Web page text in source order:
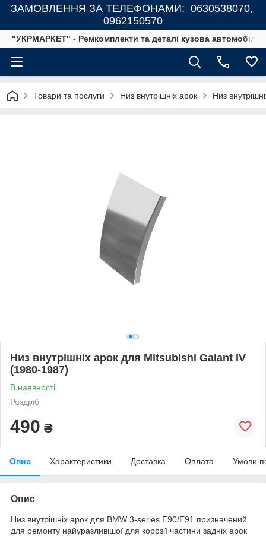
ЗАМОВЛЕННЯ ЗА ТЕЛЕФОНАМИ: 0630538070,
0962150570
"УКРМАРКЕТ" - Ремкомплекти та деталі кузова автомобілів
Товари та послуги Низ внутрішніх арок Низ
Низ внутрішніх арок для Mitsubishi Galant IV
(1980-1987)
В наявності
Роздріб
490 ₴
Опис Характеристики Доставка Оплата Умови
Опис
Низ внутрішніх арок для BMW 3-series E90/E91 призначений
для ремонту найуразливішої для корозії частини задніх арок